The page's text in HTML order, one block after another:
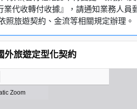
業代收轉付收據』，請通知業務人員
照旅遊契約、金流等相關規定辦理。
外旅遊定型化契約